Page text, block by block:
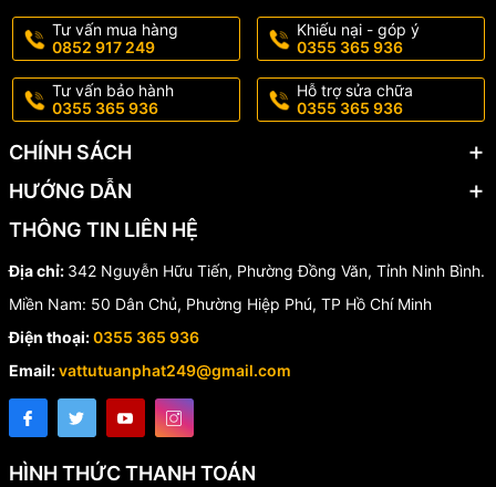
Tư vấn mua hàng
0852 917 249
Khiếu nại - góp ý
0355 365 936
Tư vấn bảo hành
0355 365 936
Hỗ trợ sửa chữa
0355 365 936
CHÍNH SÁCH
HƯỚNG DẪN
THÔNG TIN LIÊN HỆ
Địa chỉ: 342 Nguyễn Hữu Tiến, Phường Đồng Văn, Tỉnh Ninh Bình.
Miền Nam: 50 Dân Chủ, Phường Hiệp Phú, TP Hồ Chí Minh
Điện thoại:0355 365 936
Email:vattutuanphat249@gmail.com
HÌNH THỨC THANH TOÁN